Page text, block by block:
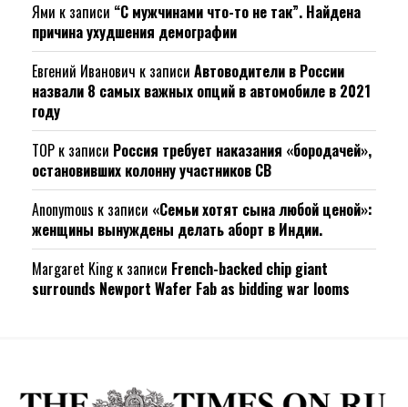
Ями к записи “С мужчинами что-то не так”. Найдена
причина ухудшения демографии
Евгений Иванович к записи Автоводители в России
назвали 8 самых важных опций в автомобиле в 2021
году
ТОР к записи Россия требует наказания «бородачей»,
остановивших колонну участников СВ
Anonymous к записи «Семьи хотят сына любой ценой»:
женщины вынуждены делать аборт в Индии.
Margaret Kingк записи French-backed chip giant
surrounds Newport Wafer Fab as bidding war looms